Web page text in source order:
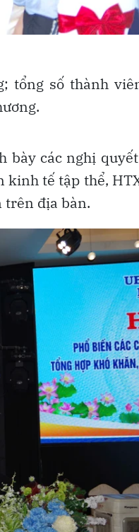
tổng số thành
bày các nghị
kinh tế tập thể,
trên địa bàn.